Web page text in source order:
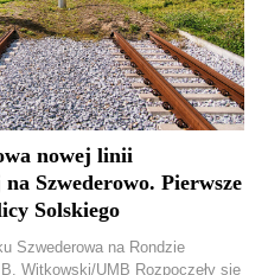
nowej linii
Szwederowo. Pierwsze
Solskiego
Szwederowa na Rondzie
Witkowski/UMB Rozpoczęły się